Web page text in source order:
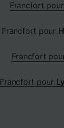
Francfort pour
Francfort pour
Francfort
Francfort pour